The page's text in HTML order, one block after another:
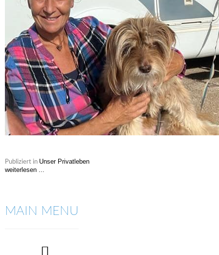
Publiziert in Unser Privatleben
weiterlesen ...
MAIN MENU